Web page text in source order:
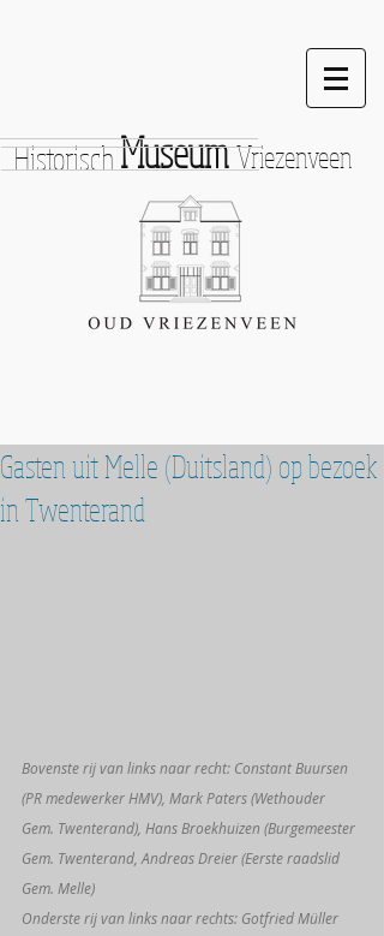
HistorischMuseumVriezenveen
Gasten uit Melle (Duitsland) op bezoek
in Twenterand
Bovenste rij van links naar recht: Constant Buursen
(PR medewerker HMV), Mark Paters (Wethouder
Gem. Twenterand), Hans Broekhuizen (Burgemeester
Gem. Twenterand, Andreas Dreier (Eerste raadslid
Gem. Melle)
Onderste rij van links naar rechts: Gotfried Müller